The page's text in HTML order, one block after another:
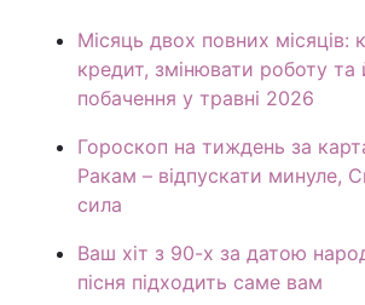
Місяць двох повних місяців:
кредит, змінювати роботу та
побачення у травні 2026
Гороскоп на тиждень за
Ракам – відпускати минуле,
сила
Ваш хіт з 90-х за датою
пісня підходить саме вам